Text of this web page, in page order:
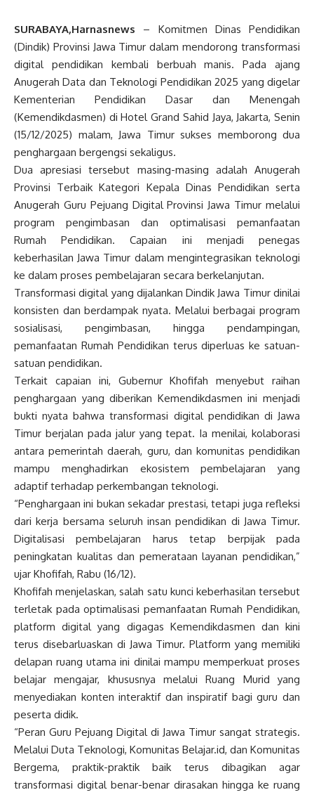
SURABAYA,Harnasnews – Komitmen Dinas Pendidikan
(Dindik) Provinsi Jawa Timur dalam mendorong transformasi
digital pendidikan kembali berbuah manis. Pada ajang
Anugerah Data dan Teknologi Pendidikan 2025 yang digelar
Kementerian Pendidikan Dasar dan Menengah
(Kemendikdasmen) di Hotel Grand Sahid Jaya, Jakarta, Senin
(15/12/2025) malam, Jawa Timur sukses memborong dua
penghargaan bergengsi sekaligus.
Dua apresiasi tersebut masing-masing adalah Anugerah
Provinsi Terbaik Kategori Kepala Dinas Pendidikan serta
Anugerah Guru Pejuang Digital Provinsi Jawa Timur melalui
program pengimbasan dan optimalisasi pemanfaatan
Rumah Pendidikan. Capaian ini menjadi penegas
keberhasilan Jawa Timur dalam mengintegrasikan teknologi
ke dalam proses pembelajaran secara berkelanjutan.
Transformasi digital yang dijalankan Dindik Jawa Timur dinilai
konsisten dan berdampak nyata. Melalui berbagai program
sosialisasi, pengimbasan, hingga pendampingan,
pemanfaatan Rumah Pendidikan terus diperluas ke satuan-
satuan pendidikan.
Terkait capaian ini, Gubernur Khofifah menyebut raihan
penghargaan yang diberikan Kemendikdasmen ini menjadi
bukti nyata bahwa transformasi digital pendidikan di Jawa
Timur berjalan pada jalur yang tepat. Ia menilai, kolaborasi
antara pemerintah daerah, guru, dan komunitas pendidikan
mampu menghadirkan ekosistem pembelajaran yang
adaptif terhadap perkembangan teknologi.
“Penghargaan ini bukan sekadar prestasi, tetapi juga refleksi
dari kerja bersama seluruh insan pendidikan di Jawa Timur.
Digitalisasi pembelajaran harus tetap berpijak pada
peningkatan kualitas dan pemerataan layanan pendidikan,”
ujar Khofifah, Rabu (16/12).
Khofifah menjelaskan, salah satu kunci keberhasilan tersebut
terletak pada optimalisasi pemanfaatan Rumah Pendidikan,
platform digital yang digagas Kemendikdasmen dan kini
terus disebarluaskan di Jawa Timur. Platform yang memiliki
delapan ruang utama ini dinilai mampu memperkuat proses
belajar mengajar, khususnya melalui Ruang Murid yang
menyediakan konten interaktif dan inspiratif bagi guru dan
peserta didik.
“Peran Guru Pejuang Digital di Jawa Timur sangat strategis.
Melalui Duta Teknologi, Komunitas Belajar.id, dan Komunitas
Bergema, praktik-praktik baik terus dibagikan agar
transformasi digital benar-benar dirasakan hingga ke ruang